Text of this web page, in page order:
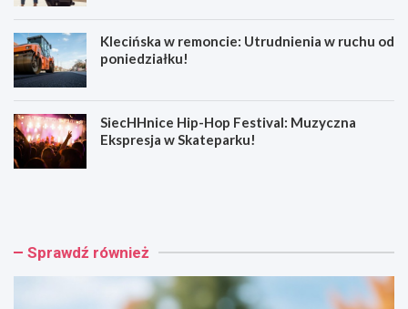
Klecińska w remoncie: Utrudnienia w ruchu od
poniedziałku!
SiecHHnice Hip-Hop Festival: Muzyczna
Ekspresja w Skateparku!
Z
r
T
a Sprawdź również